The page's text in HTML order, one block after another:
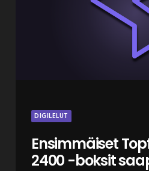
DIGILELUT
Ensimmäiset
2400 -boksit